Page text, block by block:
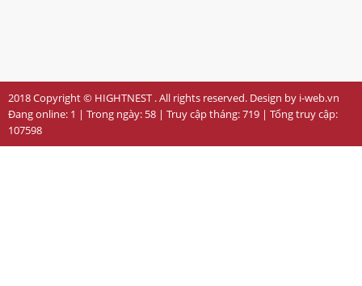
2018 Copyright © HIGHTNEST . All rights reserved. Design by i-web.vn
Đang online: 1 | Trong ngày: 58 | Truy cập tháng:719 | Tổng truy cập:
107598